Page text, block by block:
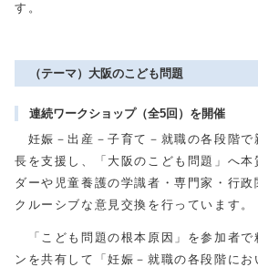
す。
（テーマ）大阪のこども問題
連続ワークショップ（全5回）を開催
妊娠－出産－子育て－就職の各段階で
長を支援し、「大阪のこども問題」へ
ダーや児童養護の学識者・専門家・行政
クルーシブな意見交換を行っています。
「こども問題の根本原因」を参加者で
ンを共有して「妊娠－就職の各段階に